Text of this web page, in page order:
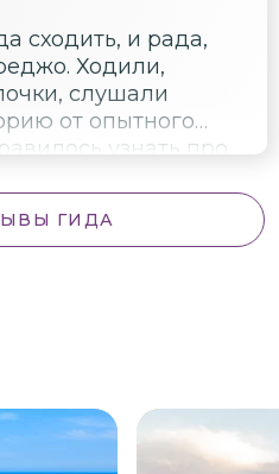
сходить, и рада,
Ходили,
слушали
от опытного
узнать про
железной
приятное
ГИДА